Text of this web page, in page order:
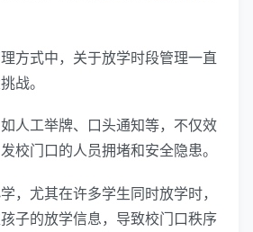
方式中，关于放学时段管理一直
战。
人工举牌、口头通知等，不仅效
校门口的人员拥堵和安全隐患。
，尤其在许多学生同时放学时，
子的放学信息，导致校门口秩序